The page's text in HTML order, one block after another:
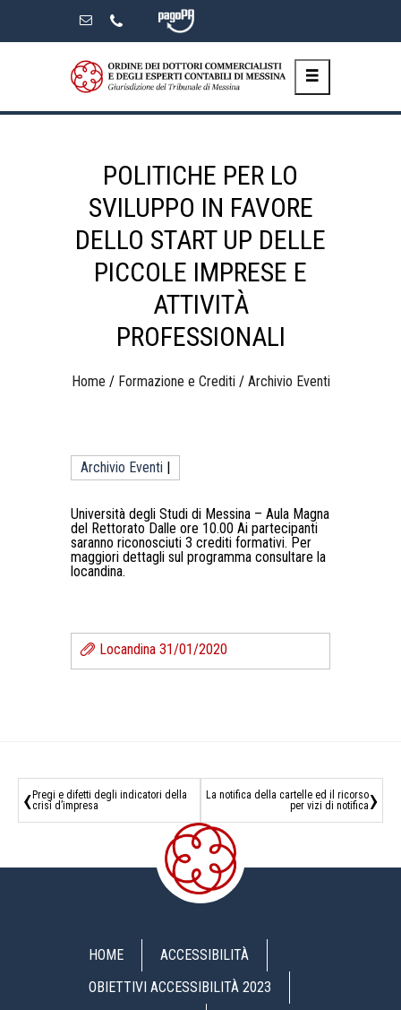
POLITICHE PER LO
SVILUPPO IN FAVORE
DELLO START UP DELLE
PICCOLE IMPRESE E
ATTIVITÀ
PROFESSIONALI
Home / Formazione e Crediti / Archivio Eventi
Archivio Eventi
Università degli Studi di Messina – Aula Magna
del Rettorato Dalle ore 10.00 Ai partecipanti
saranno riconosciuti 3 crediti formativi. Per
maggiori dettagli sul programma consultare la
locandina.
Locandina 31/01/2020
‹ Pregi e difetti degli indicatori della
crisi d’impresa
La notifica della cartelle ed il ricorso
per vizi di notifica ›
HOME
ACCESSIBILITÀ
OBIETTIVI ACCESSIBILITÀ 2023